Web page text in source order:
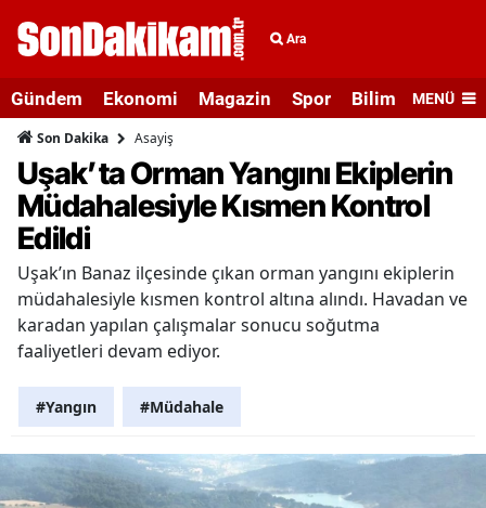
Ara
Gündem Ekonomi Magazin Spor Bilim veMENÜ
Son Dakika Asayiş
Uşak’ta Orman Yangını Ekiplerin
Müdahalesiyle Kısmen Kontrol
Edildi
Uşak’ın Banaz ilçesinde çıkan orman yangını ekiplerin
müdahalesiyle kısmen kontrol altına alındı. Havadan ve
karadan yapılan çalışmalar sonucu soğutma
faaliyetleri devam ediyor.
#Yangın #Müdahale